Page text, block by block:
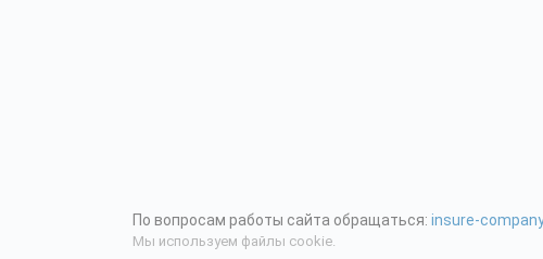
По вопросам работы сайта обращаться: insure-
Мы используем файлы cookie.